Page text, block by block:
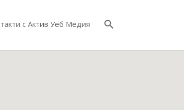
с Актив Уеб Медия